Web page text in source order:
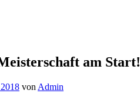
am Start!
von Admin